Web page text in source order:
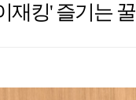
재킹' 즐기는